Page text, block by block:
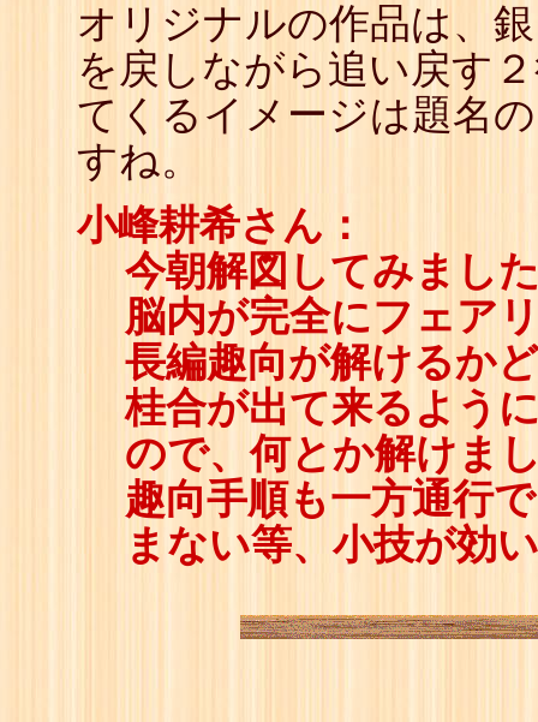
53☗
詰
オリジナルの作品は、
を戻しながら追い戻す
てくるイメージは題名
すね。
小峰耕希さん：
今朝解図してみまし
脳内が完全にフェア
長編趣向が解けるか
桂合が出て来るよう
ので、何とか解けま
趣向手順も一方通行
まない等、小技が効